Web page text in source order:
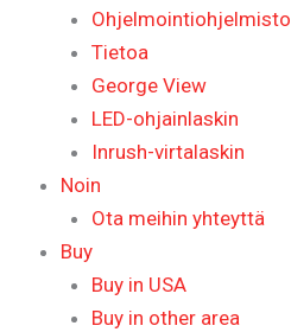
Ohjelmointiohjelmisto
Tietoa
George View
LED-ohjainlaskin
Inrush-virtalaskin
Noin
Ota meihin yhteyttä
Buy
Buy in USA
Buy in other area